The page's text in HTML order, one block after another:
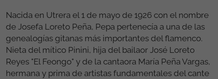
Nacida en Utrera el 1 de mayo de 1926 con el nombre
de Josefa Loreto Peña, Pepa pertenecía a una de las
genealogías gitanas más importantes del flamenco.
Nieta del mítico Pinini, hija del bailaor José Loreto
Reyes "El Feongo" y de la cantaora María Peña Vargas,
hermana y prima de artistas fundamentales del cante